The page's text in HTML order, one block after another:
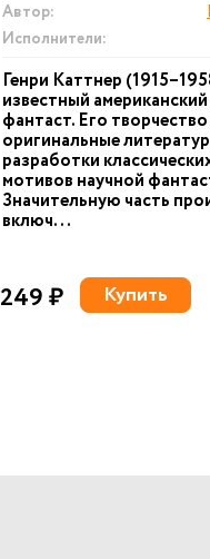
Автор:
Исполнители:
Генри Каттнер
известный
фантаст. Его
оригинальные
разработки
мотивов научной
Значительную часть
включ...
249 ₽ Купить